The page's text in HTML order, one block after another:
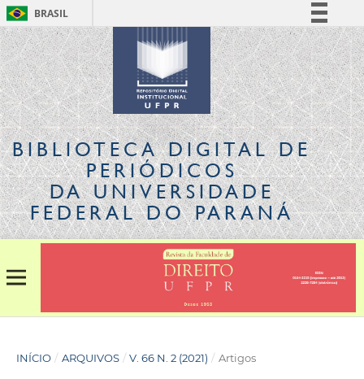
BRASIL
Simplifique!
Comunica BR
Participe
Acesso à informação
Legislação
Canais
BIBLIOTECA DIGITALDE
PERIÓDICOS
DA UNIVERSIDADE
FEDERAL DO PARANÁ
INÍCIO / ARQUIVOS / V. 66 N. 2 (2021) / Artigos